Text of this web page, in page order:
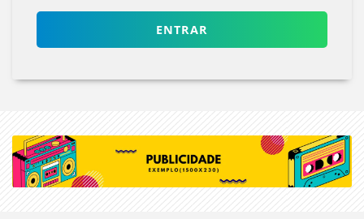
ENTRAR